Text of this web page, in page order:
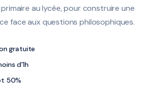
au lycée, pour construire une
face aux questions philosophiques.
gratuite
d'1h
50%